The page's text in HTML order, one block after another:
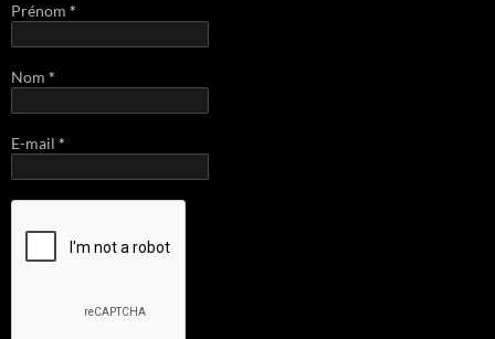
Prénom *
Nom *
E-mail *